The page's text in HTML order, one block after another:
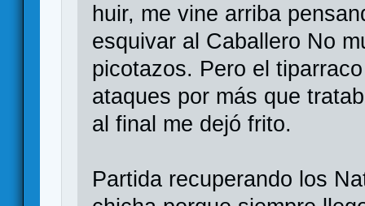
huir, me vine arriba
esquivar al Caballero No
picotazos. Pero el
ataques por más que
al final me dejó frito.
Partida recuperando los